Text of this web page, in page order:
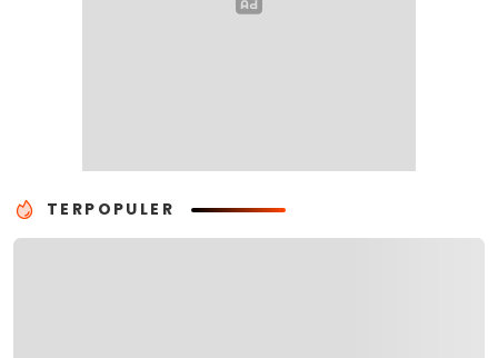
TERPOPULER